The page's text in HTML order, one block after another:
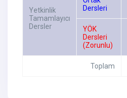
Yetkinlik
Tamamlayıcı
Dersler
Dersleri
YÖK
Dersleri
(Zorunlu)
Toplam